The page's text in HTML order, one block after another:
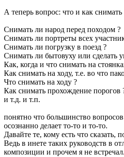
А теперь вопрос: что и как снимать
Снимать ли народ перед походом ?
Cнимать ли портреты всех
Снимать ли погрузку в поезд ?
Снимать ли бытовуху или сделать
Как, когда и что снимать на
Как снимать на ходу, т.е. во что
Что снимать на ходу ?
Как снимать прохождение порогов
и т.д. и т.п.
понятно что большинство
осознанно делает то-то и то-то.
Давайте те, кому есть что сказать,
Ведь в инете таких руководств в
композиции и прочем я не встречал.